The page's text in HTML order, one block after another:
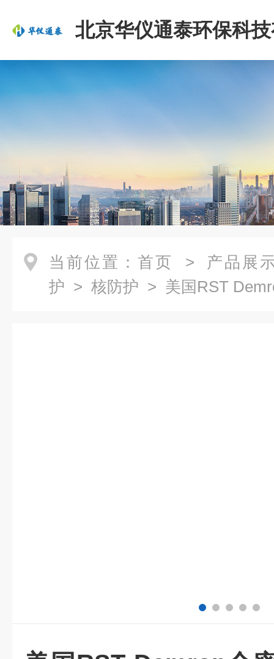
北京华仪通泰环保科
司
当前位置： 首页 > 产品展
护 > 核防护 > 美国RST